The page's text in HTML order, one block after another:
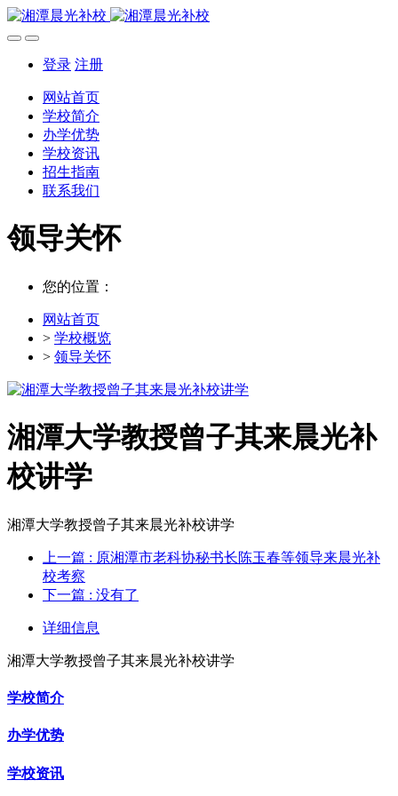
登录 注册
网站首页
学校简介
办学优势
学校资讯
招生指南
联系我们
领导关怀
您的位置：
网站首页
> 学校概览
> 领导关怀
湘潭大学教授曾子其来晨光补
校讲学
湘潭大学教授曾子其来晨光补校讲学
上一篇 : 原湘潭市老科协秘书长陈玉春等领导来晨光补
校考察
下一篇 : 没有了
详细信息
湘潭大学教授曾子其来晨光补校讲学
学校简介
办学优势
学校资讯